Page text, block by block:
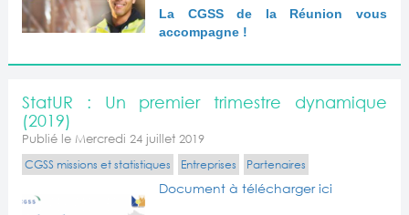
La CGSS de la Réunion vous
accompagne !
StatUR : Un premier trimestre dynamique
(2019)
Publié le Mercredi 24 juillet 2019
CGSS missions et statistiques
Entreprises Partenaires
Document à télécharger ici